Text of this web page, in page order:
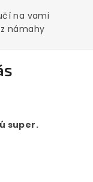
na vami
námahy
super.